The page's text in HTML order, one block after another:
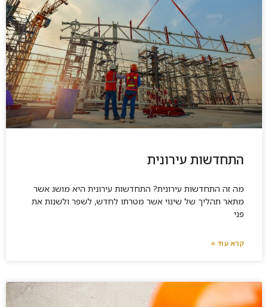
התחדשות עירונית
מה זה התחדשות עירונית? התחדשות עירונית היא מושג אשר
מתאר תהליך של שינוי אשר מטרתו לחדש, לשפר ולשנות את
פני
קרא עוד »